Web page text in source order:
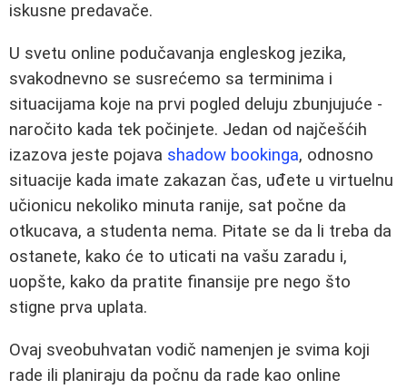
iskusne predavače.
U svetu online podučavanja engleskog jezika,
svakodnevno se susrećemo sa terminima i
situacijama koje na prvi pogled deluju zbunjujuće -
naročito kada tek počinjete. Jedan od najčešćih
izazova jeste pojava shadow bookinga, odnosno
situacije kada imate zakazan čas, uđete u virtuelnu
učionicu nekoliko minuta ranije, sat počne da
otkucava, a studenta nema. Pitate se da li treba da
ostanete, kako će to uticati na vašu zaradu i,
uopšte, kako da pratite finansije pre nego što
stigne prva uplata.
Ovaj sveobuhvatan vodič namenjen je svima koji
rade ili planiraju da počnu da rade kao online